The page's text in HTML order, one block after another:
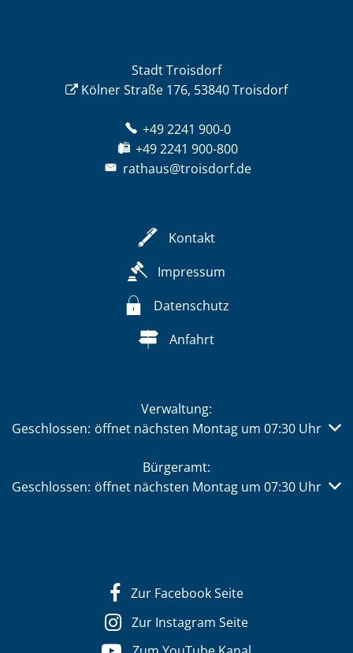
Stadt Troisdorf
Kölner Straße 176, 53840 Troisdorf
+49 2241 900-0
+49 2241 900-800
rathaus@troisdorf.de
Kontakt
Impressum
Datenschutz
Anfahrt
Verwaltung:
Klicken, um weitere Öffnungs- oder Schließzeiten
Geschlossen: öffnet nächsten Montag um 07:30 Uhr
Bürgeramt:
Klicken, um weitere Öffnungs- oder Schließzeiten
Geschlossen: öffnet nächsten Montag um 07:30 Uhr
Zur Facebook Seite
Zur Instagram Seite